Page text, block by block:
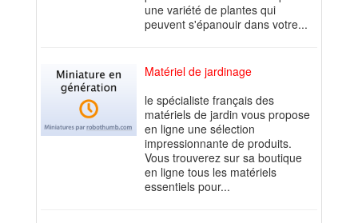
une variété de plantes qui
peuvent s'épanouir dans votre...
Matériel de jardinage
le spécialiste français des
matériels de jardin vous propose
en ligne une sélection
impressionnante de produits.
Vous trouverez sur sa boutique
en ligne tous les matériels
essentiels pour...